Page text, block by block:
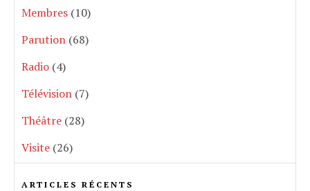
Membres (10)
Parution (68)
Radio (4)
Télévision (7)
Théâtre (28)
Visite (26)
ARTICLES RÉCENTS